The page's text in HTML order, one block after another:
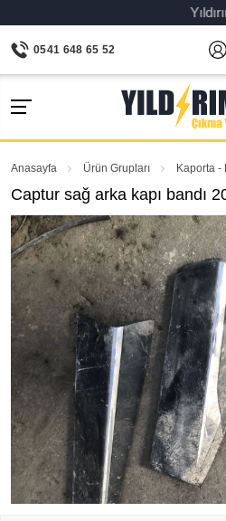
0541 648 65 52
Anasayfa Ürün Grupları Kaporta -
Captur sağ arka kapı bandı